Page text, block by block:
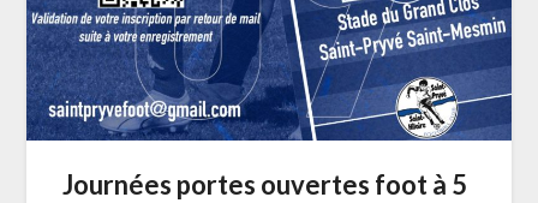
Journées portes ouvertes foot à 5